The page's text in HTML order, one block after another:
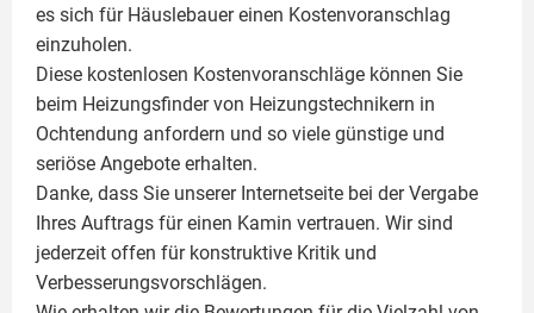
es sich für Häuslebauer einen Kostenvoranschlag
einzuholen.
Diese kostenlosen Kostenvoranschläge können Sie
beim Heizungsfinder von Heizungstechnikern in
Ochtendung anfordern und so viele günstige und
seriöse Angebote erhalten.
Danke, dass Sie unserer Internetseite bei der Vergabe
Ihres Auftrags für einen Kamin vertrauen. Wir sind
jederzeit offen für konstruktive Kritik und
Verbesserungsvorschlägen.